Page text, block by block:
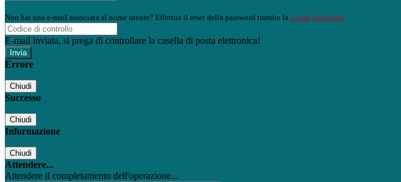
Non hai una e-mail associata al nome utente? Effettua il reset della password tramite la Login Spaggiari
E-mail inviata, si prega di controllare la casella di posta elettronica!
Errore
Chiudi
Successo
Chiudi
Informazione
Chiudi
Attendere...
Attendere il completamento dell'operazione...